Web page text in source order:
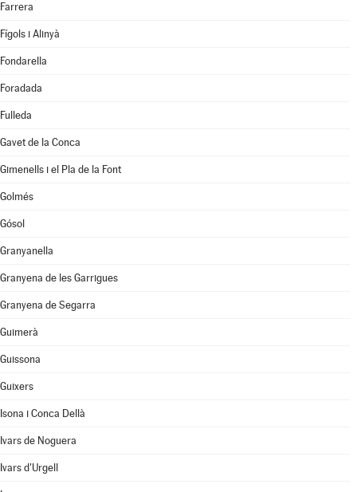
Farrera
Fígols i Alinyà
Fondarella
Foradada
Fulleda
Gavet de la Conca
Gimenells i el Pla de la Font
Golmés
Gósol
Granyanella
Granyena de les Garrigues
Granyena de Segarra
Guimerà
Guissona
Guixers
Isona i Conca Dellà
Ivars de Noguera
Ivars d'Urgell